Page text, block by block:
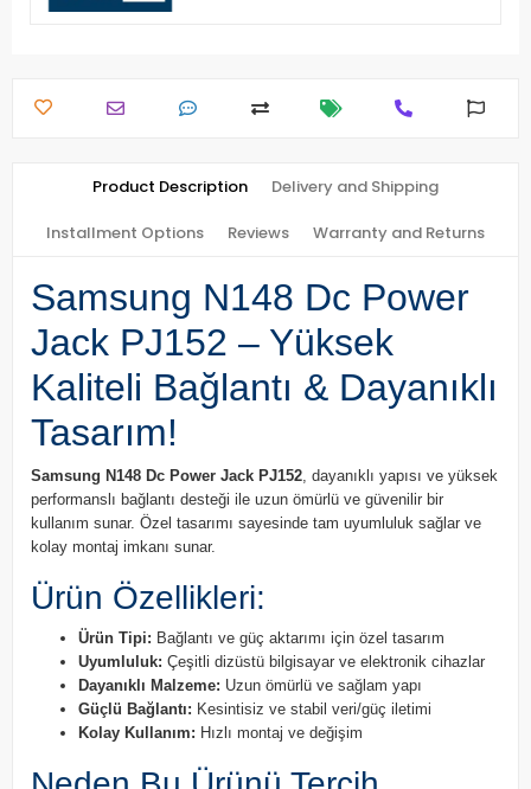
Product Description Delivery and Shipping
Installment Options Reviews Warranty and Returns
Samsung N148 Dc Power
Jack PJ152 – Yüksek
Kaliteli Bağlantı & Dayanıklı
Tasarım!
Samsung N148 Dc Power Jack PJ152, dayanıklı yapısı ve yüksek
performanslı bağlantı desteği ile uzun ömürlü ve güvenilir bir
kullanım sunar. Özel tasarımı sayesinde tam uyumluluk sağlar ve
kolay montaj imkanı sunar.
Ürün Özellikleri:
Ürün Tipi: Bağlantı ve güç aktarımı için özel tasarım
Uyumluluk: Çeşitli dizüstü bilgisayar ve elektronik cihazlar
Dayanıklı Malzeme: Uzun ömürlü ve sağlam yapı
Güçlü Bağlantı: Kesintisiz ve stabil veri/güç iletimi
Kolay Kullanım: Hızlı montaj ve değişim